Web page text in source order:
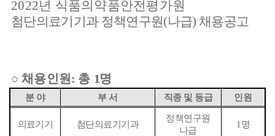
2022년 식품의약품안전평가원
첨단의료기기과 정책연구원(나급) 채용공고
○ 채용인원: 총 1명
분 야 부 서 직종 및 등급 인원
의료기기 첨단의료기기과
정책연구원
나급
1 명